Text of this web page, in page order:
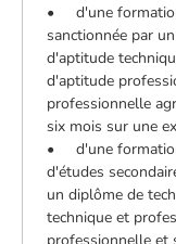
• d'une
sanctionnée par
d'aptitude
d'aptitude
professionnelle
six mois sur une
• d'une
d'études
un diplôme de
technique et
professionnelle et